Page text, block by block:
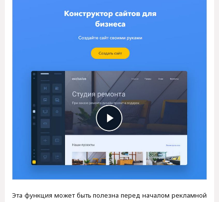
Эта функция может быть полезна перед началом рекламной